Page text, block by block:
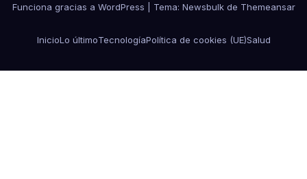
Funciona gracias a WordPress Tema: Newsbulkde Themeansar
InicioLo últimoTecnologíaPolítica de cookies (UE)Salud